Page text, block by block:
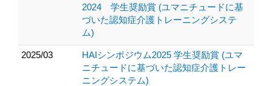
2024 学生奨励賞 (ユマニチュードに基
づいた認知症介護トレーニングシステ
ム)
2025/03
HAIシンポジウム2025 学生奨励賞 (ユマ
ニチュードに基づいた認知症介護トレー
ニングシステム)